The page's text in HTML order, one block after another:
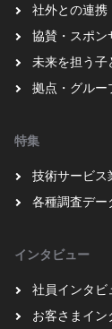
社外との連携
協賛・スポン
未来を担う子
拠点・グルー
特集
技術サービス
各種調査デー
インタビュー
社員インタビ
お客さまイン